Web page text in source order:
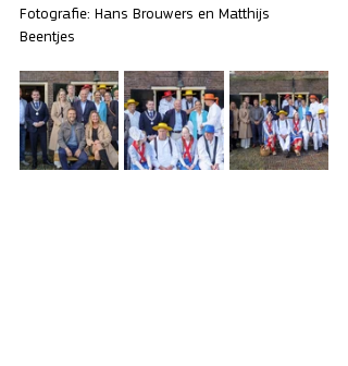
Fotografie: Hans Brouwers en Matthijs
Beentjes